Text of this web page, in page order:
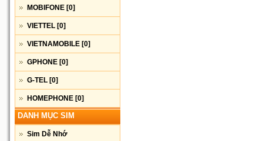
MOBIFONE [0]
VIETTEL [0]
VIETNAMOBILE [0]
GPHONE [0]
G-TEL [0]
HOMEPHONE [0]
DANH MỤC SIM
Sim Dễ Nhớ